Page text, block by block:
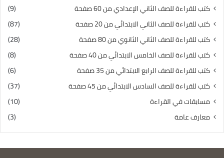
كتب للقراءة للصف الثاني الإعدادي من 60 صفحة
(9)
كتب للقراءة للصف الثاني الابتدائي من 20 صفحة
(87)
كتب للقراءة للصف الثاني الثانوي من 80 صفحة
(28)
كتب للقراءة للصف الخامس الابتدائي من 40 صفحة
(8)
كتب للقراءة للصف الرابع الابتدائي من 35 صفحة
(6)
كتب للقراءة للصف السادس الابتدائي من 45 صفحة
(37)
مسابقات في القراءة
(10)
معارف عامة
(3)